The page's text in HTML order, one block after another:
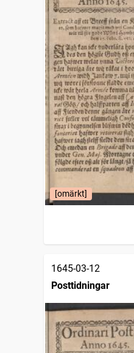
[omärkt]
1645-03-12
Posttidningar